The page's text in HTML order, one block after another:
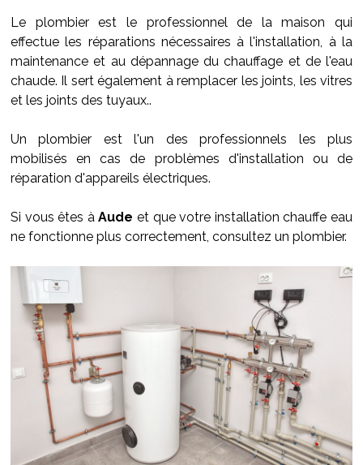
Le plombier est le professionnel de la maison qui
effectue les réparations nécessaires à l'installation, à la
maintenance et au dépannage du chauffage et de l'eau
chaude. Il sert également à remplacer les joints, les vitres
et les joints des tuyaux..
Un plombier est l'un des professionnels les plus
mobilisés en cas de problèmes d'installation ou de
réparation d'appareils électriques.
Si vous êtes àAude et que votre installation chauffe eau
ne fonctionne plus correctement, consultez un plombier.